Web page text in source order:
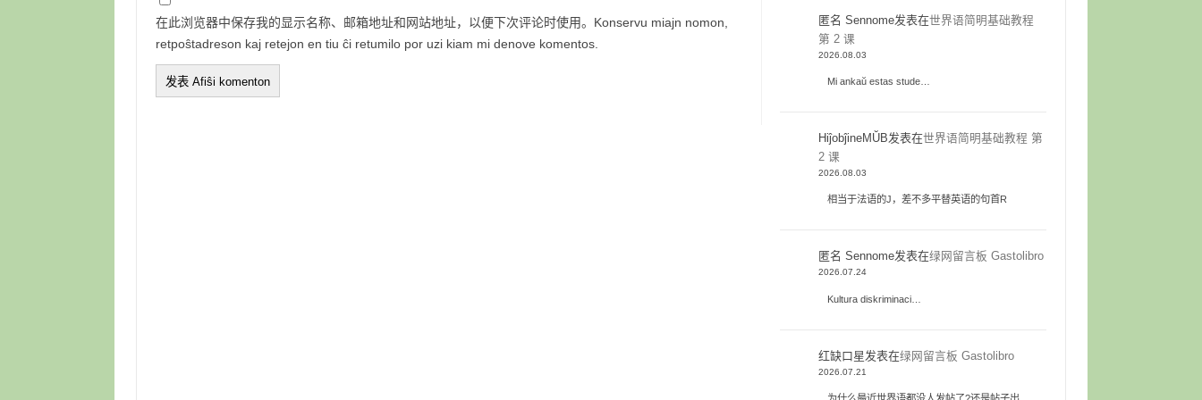
在此浏览器中保存我的显示名称、邮箱地址和网站地址，以便下次评论时使用。Konservu miajn nomon,
retpoŝtadreson kaj retejon en tiu ĉi retumilo por uzi kiam mi denove komentos.
匿名 Sennome发表在世界语简明基础教程
第 2 课
2026.08.03
Mi ankaŭ estas stude…
HiĵobĵineMŬB发表在世界语简明基础教程 第
2 课
2026.08.03
相当于法语的J，差不多平替英语的句首R
匿名 Sennome发表在绿网留言板 Gastolibro
2026.07.24
Kultura diskriminaci…
红缺口星发表在绿网留言板 Gastolibro
2026.07.21